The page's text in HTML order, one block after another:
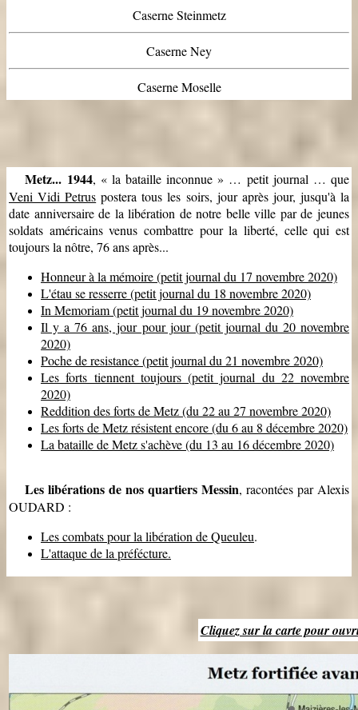
Caserne Steinmetz
Caserne Ney
Caserne Moselle
Metz... 1944, « la bataille inconnue » … petit journal … que
Veni Vidi Petrus postera tous les soirs, jour après jour, jusqu'à la
date anniversaire de la libération de notre belle ville par de jeunes
soldats américains venus combattre pour la liberté, celle qui est
toujours la nôtre, 76 ans après...
Honneur à la mémoire (petit journal du 17 novembre 2020)
L'étau se resserre (petit journal du 18 novembre 2020)
In Memoriam (petit journal du 19 novembre 2020)
Il y a 76 ans, jour pour jour (petit journal du 20 novembre
2020)
Poche de resistance (petit journal du 21 novembre 2020)
Les forts tiennent toujours (petit journal du 22 novembre
2020)
Reddition des forts de Metz (du 22 au 27 novembre 2020)
Les forts de Metz résistent encore (du 6 au 8 décembre 2020)
La bataille de Metz s'achève (du 13 au 16 décembre 2020)
Les libérations de nos quartiers Messin, racontées par Alexis
OUDARD :
Les combats pour la libération de Queuleu.
L'attaque de la préfécture.
Cliquez sur la carte pour